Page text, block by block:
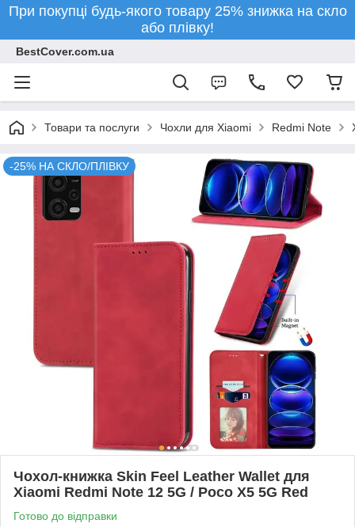
При покупці будь-якого товару 25% знижка на скло
або плівку!
BestCover.com.ua
Товари та послуги Чохли для Xiaomi Redmi Note
-25% НА СКЛО/ПЛІВКУ
Чохол-книжка Skin Feel Leather Wallet для
Xiaomi Redmi Note 12 5G / Poco X5 5G Red
Готово до відправки